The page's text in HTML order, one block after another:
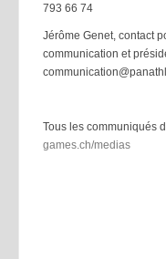
793 66 74
Jérôme Genet, contact
communication et
Tous les communiqués
games.ch/medias